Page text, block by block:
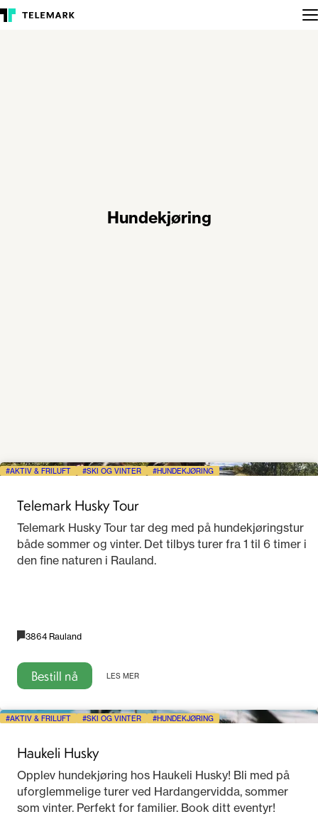
Hundekjøring
AKTIV & FRILUFT SKI OG VINTER HUNDEKJØRING
Telemark Husky Tour
Telemark Husky Tour tar deg med på hundekjøringstur
både sommer og vinter. Det tilbys turer fra 1 til 6 timer i
den fine naturen i Rauland.
3864 Rauland
Bestill nå LES MER
AKTIV & FRILUFT SKI OG VINTER HUNDEKJØRING
Haukeli Husky
Opplev hundekjøring hos Haukeli Husky! Bli med på
uforglemmelige turer ved Hardangervidda, sommer
som vinter. Perfekt for familier. Book ditt eventyr!